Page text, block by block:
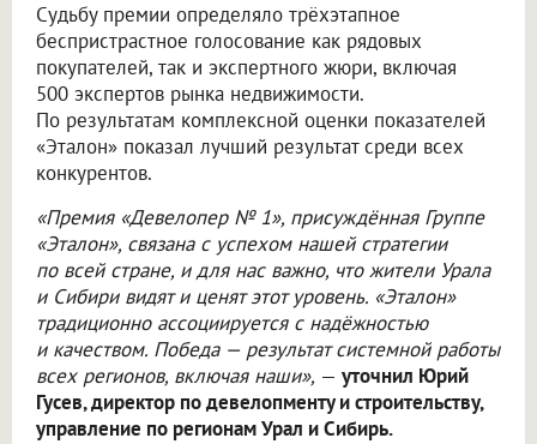
Судьбу премии определяло трёхэтапное
беспристрастное голосование как рядовых
покупателей, так и экспертного жюри, включая
500 экспертов рынка недвижимости.
По результатам комплексной оценки показателей
«Эталон» показал лучший результат среди всех
конкурентов.
«Премия «Девелопер № 1», присуждённая Группе
«Эталон», связана с успехом нашей стратегии
по всей стране, и для нас важно, что жители Урала
и Сибири видят и ценят этот уровень. «Эталон»
традиционно ассоциируется с надёжностью
и качеством. Победа — результат системной работы
всех регионов, включая наши», — уточнил Юрий
Гусев, директор по девелопменту и строительству,
управление по регионам Урал и Сибирь.